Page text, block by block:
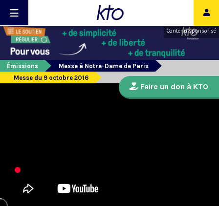
Contenu sponsorisé
Émissions
Messe à Notre-Dame de Paris
Messe du 9 octobre 2016
Faire un don à KTO